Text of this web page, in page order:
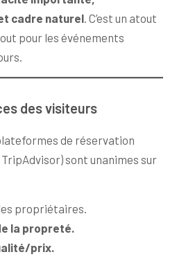
cadre naturel . C’est un atout
pour les événements
des visiteurs
de réservation
sont unanimes sur
propriétaires.
la propreté.
prix.